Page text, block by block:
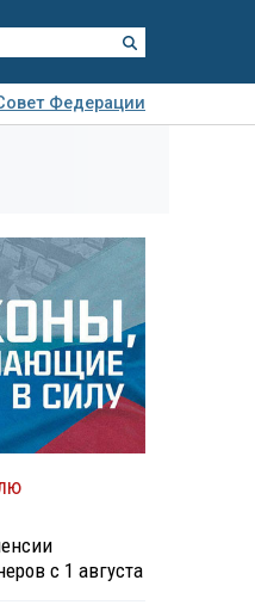
Федерации
с 1 августа